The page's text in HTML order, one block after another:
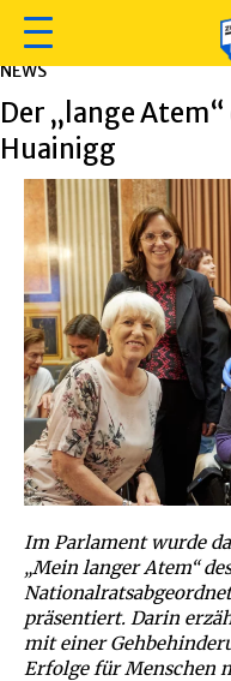
NEWS
Der „lange
Huainigg
Im Parlament wurde
„Mein langer Atem“
präsentiert. Darin
mit einer
Erfolge für Menschen